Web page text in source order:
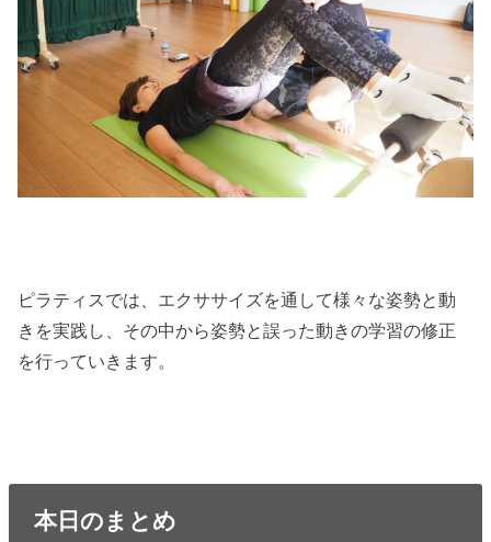
ピラティスでは、エクササイズを通して様々な姿勢と動
きを実践し、その中から姿勢と誤った動きの学習の修正
を行っていきます。
本日のまとめ